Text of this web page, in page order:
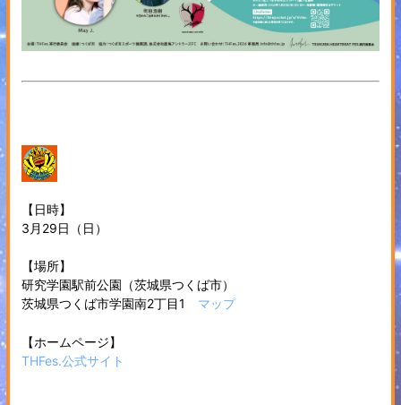
【日時】
3月29日（日）
【場所】
研究学園駅前公園（茨城県つくば市）
茨城県つくば市学園南2丁目1 マップ
【ホームページ】
THFes.公式サイト